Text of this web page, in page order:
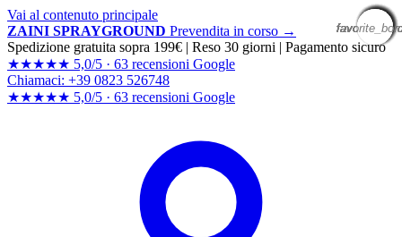
Vai al contenuto principale
ZAINI SPRAYGROUND Prevendita in corso →
Spedizione gratuita sopra 199€ | Reso 30 giorni | Pagamento sicuro
★★★★★ 5,0/5 · 63 recensioni Google
Chiamaci: +39 0823 526748
★★★★★ 5,0/5 · 63 recensioni Google